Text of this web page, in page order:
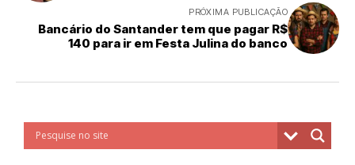
PRÓXIMA PUBLICAÇÃO
Bancário do Santander tem que pagar R$
140 para ir em Festa Julina do banco